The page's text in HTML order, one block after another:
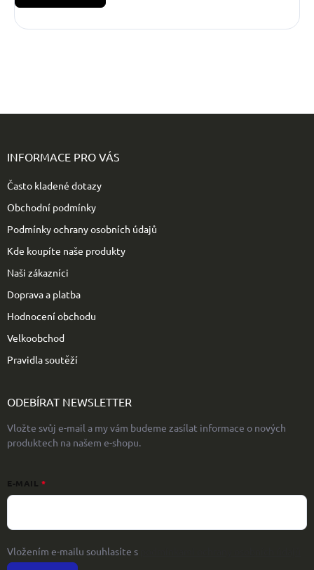
INFORMACE PRO VÁS
Často kladené dotazy
Obchodní podmínky
Podmínky ochrany osobních údajů
Kde koupíte naše produkty
Naši zákazníci
Doprava a platba
Hodnocení obchodu
Velkoobchod
Pravidla soutěží
ODEBÍRAT NEWSLETTER
Vložte svůj e-mail a my vám budeme zasílat informace o nových
produktech na našem e-shopu.
E-MAIL
Vložením e-mailu souhlasíte s